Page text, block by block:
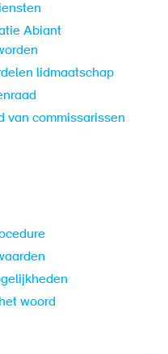
Abiant
lidmaatschap
van commissarissen
woord